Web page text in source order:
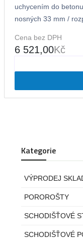
uchycením do
nosných 33 mm /
Cena bez DPH
6 521,00Kč
Kategorie
VÝPRODEJ
POROROŠTY
SCHODIŠŤOVÉ
SCHODIŠŤOVÉ